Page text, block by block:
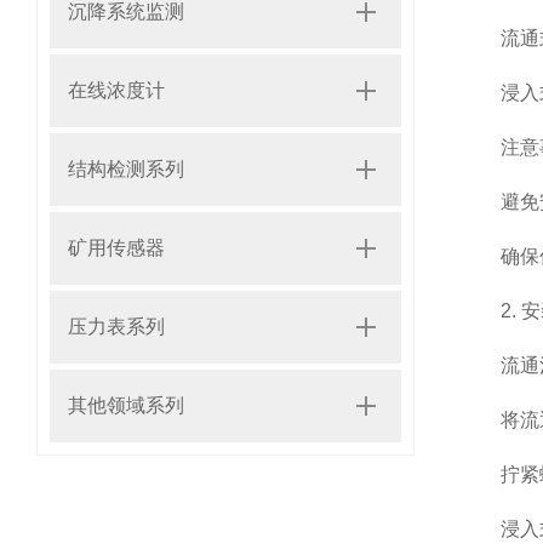
沉降系统监测
在线浓度计
结构检测系列
矿用传感器
压力表系列
其他领域系列
流通式
浸入式
注意
避免安
确保传
2. 安
流通
将流通
拧紧螺
浸入